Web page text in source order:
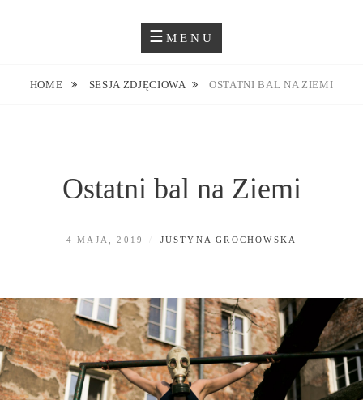
JUSTYNA EWA GROCHOWSKA
MENU
HOME SESJA ZDJĘCIOWA OSTATNI BAL NA ZIEMI
Ostatni bal na Ziemi
POSTED
4 MAJA, 2019 BY
JUSTYNA GROCHOWSKA